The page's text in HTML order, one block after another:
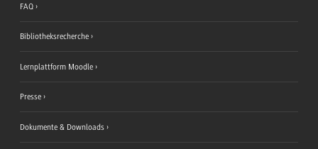
FAQ
Bibliotheksrecherche
Lernplattform Moodle
Presse
Dokumente & Downloads